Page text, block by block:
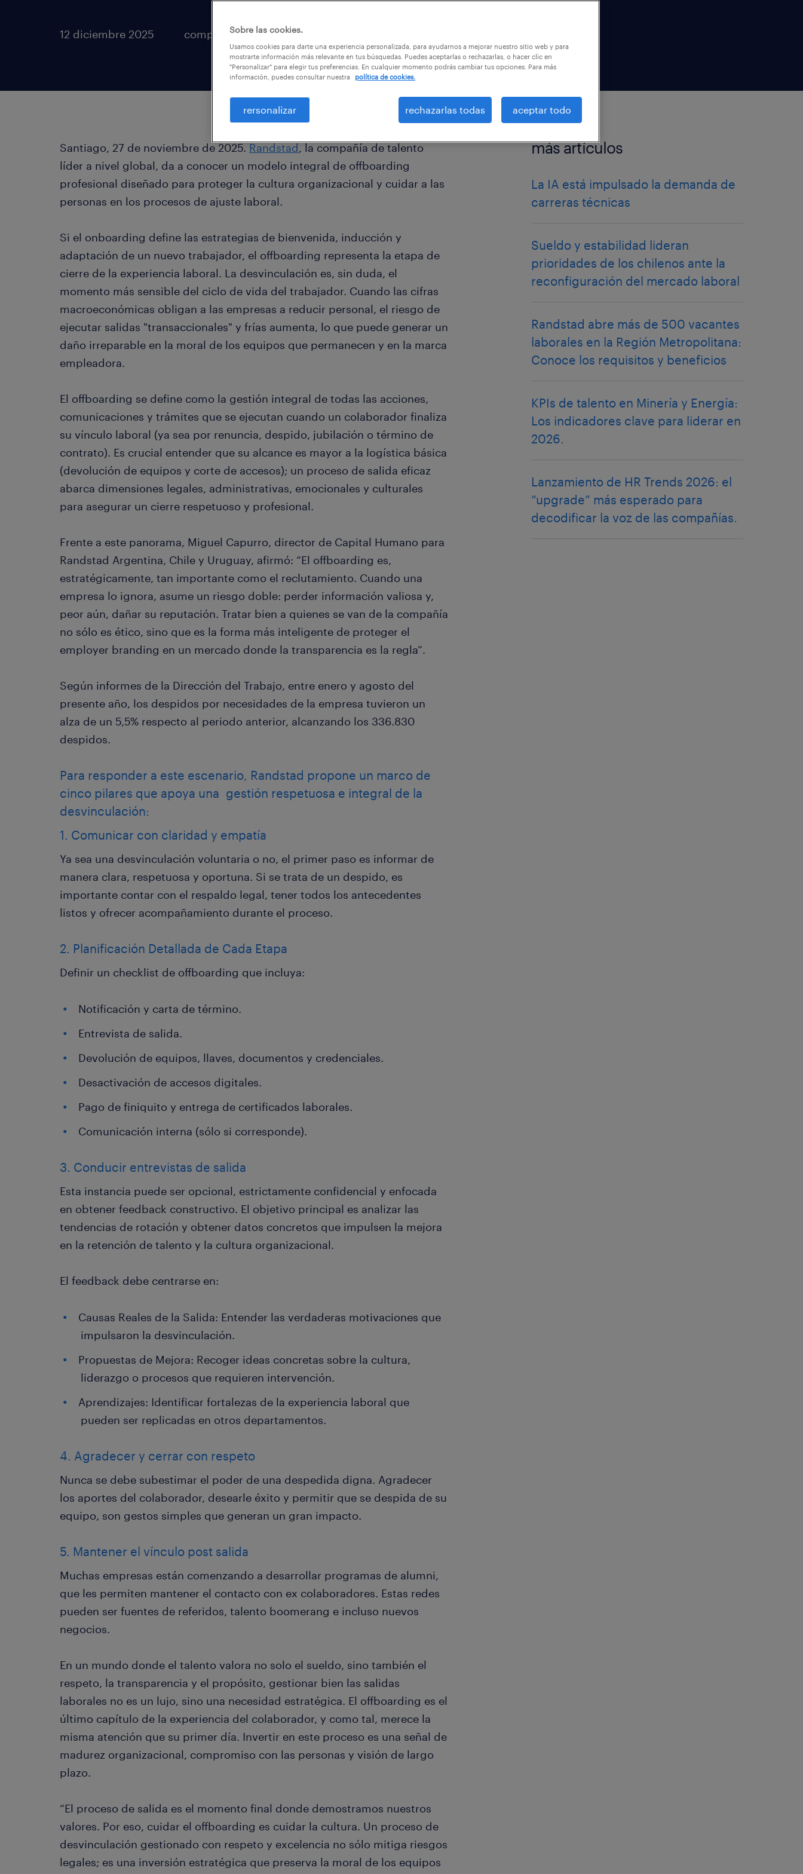
12 diciembre 2025 compartir artículos
Santiago, 27 de noviembre de 2025. Randstad, la compañía de talento
líder a nivel global, da a conocer un modelo integral de offboarding
profesional diseñado para proteger la cultura organizacional y cuidar a las
personas en los procesos de ajuste laboral.
Si el onboarding define las estrategias de bienvenida, inducción y
adaptación de un nuevo trabajador, el offboarding representa la etapa de
cierre de la experiencia laboral. La desvinculación es, sin duda, el
momento más sensible del ciclo de vida del trabajador. Cuando las cifras
macroeconómicas obligan a las empresas a reducir personal, el riesgo de
ejecutar salidas "transaccionales" y frías aumenta, lo que puede generar un
daño irreparable en la moral de los equipos que permanecen y en la marca
empleadora.
El offboarding se define como la gestión integral de todas las acciones,
comunicaciones y trámites que se ejecutan cuando un colaborador finaliza
su vínculo laboral (ya sea por renuncia, despido, jubilación o término de
contrato). Es crucial entender que su alcance es mayor a la logística básica
(devolución de equipos y corte de accesos); un proceso de salida eficaz
abarca dimensiones legales, administrativas, emocionales y culturales
para asegurar un cierre respetuoso y profesional.
Frente a este panorama, Miguel Capurro, director de Capital Humano para
Randstad Argentina, Chile y Uruguay, afirmó: “El offboarding es,
estratégicamente, tan importante como el reclutamiento. Cuando una
empresa lo ignora, asume un riesgo doble: perder información valiosa y,
peor aún, dañar su reputación. Tratar bien a quienes se van de la compañía
no sólo es ético, sino que es la forma más inteligente de proteger el
employer branding en un mercado donde la transparencia es la regla”.
Según informes de la Dirección del Trabajo, entre enero y agosto del
presente año, los despidos por necesidades de la empresa tuvieron un
alza de un 5,5% respecto al periodo anterior, alcanzando los 336.830
despidos.
Para responder a este escenario, Randstad propone un marco de
cinco pilares que apoya una gestión respetuosa e integral de la
desvinculación:
1. Comunicar con claridad y empatía
Ya sea una desvinculación voluntaria o no, el primer paso es informar de
manera clara, respetuosa y oportuna. Si se trata de un despido, es
importante contar con el respaldo legal, tener todos los antecedentes
listos y ofrecer acompañamiento durante el proceso.
2. Planificación Detallada de Cada Etapa
Definir un checklist de offboarding que incluya:
Notificación y carta de término.
Entrevista de salida.
Devolución de equipos, llaves, documentos y credenciales.
Desactivación de accesos digitales.
Pago de finiquito y entrega de certificados laborales.
Comunicación interna (sólo si corresponde).
3. Conducir entrevistas de salida
Esta instancia puede ser opcional, estrictamente confidencial y enfocada
en obtener feedback constructivo. El objetivo principal es analizar las
tendencias de rotación y obtener datos concretos que impulsen la mejora
en la retención de talento y la cultura organizacional.
El feedback debe centrarse en:
Causas Reales de la Salida: Entender las verdaderas motivaciones que
impulsaron la desvinculación.
Propuestas de Mejora: Recoger ideas concretas sobre la cultura,
liderazgo o procesos que requieren intervención.
Aprendizajes: Identificar fortalezas de la experiencia laboral que
pueden ser replicadas en otros departamentos.
4. Agradecer y cerrar con respeto
Nunca se debe subestimar el poder de una despedida digna. Agradecer
los aportes del colaborador, desearle éxito y permitir que se despida de su
equipo, son gestos simples que generan un gran impacto.
5. Mantener el vínculo post salida
Muchas empresas están comenzando a desarrollar programas de alumni,
que les permiten mantener el contacto con ex colaboradores. Estas redes
pueden ser fuentes de referidos, talento boomerang e incluso nuevos
negocios.
En un mundo donde el talento valora no solo el sueldo, sino también el
respeto, la transparencia y el propósito, gestionar bien las salidas
laborales no es un lujo, sino una necesidad estratégica. El offboarding es el
último capítulo de la experiencia del colaborador, y como tal, merece la
misma atención que su primer día. Invertir en este proceso es una señal de
madurez organizacional, compromiso con las personas y visión de largo
plazo.
“El proceso de salida es el momento final donde demostramos nuestros
valores. Por eso, cuidar el offboarding es cuidar la cultura. Un proceso de
desvinculación gestionado con respeto y excelencia no sólo mitiga riesgos
legales; es una inversión estratégica que preserva la moral de los equipos
más artículos
La IA está impulsado la demanda de
carreras técnicas
Sueldo y estabilidad lideran
prioridades de los chilenos ante la
reconfiguración del mercado laboral
Randstad abre más de 500 vacantes
laborales en la Región Metropolitana:
Conoce los requisitos y beneficios
KPIs de talento en Minería y Energía:
Los indicadores clave para liderar en
2026.
Lanzamiento de HR Trends 2026: el
“upgrade” más esperado para
decodificar la voz de las compañías.
Sobre las cookies.
Usamos cookies para darte una experiencia personalizada, para ayudarnos a mejorar nuestro sitio web y para
mostrarte información más relevante en tus búsquedas. Puedes aceptarlas o rechazarlas, o hacer clic en
"Personalizar" para elegir tus preferencias. En cualquier momento podrás cambiar tus opciones. Para más
información, puedes consultar nuestra
política de cookies.
rersonalizar rechazarlas todas aceptar todo